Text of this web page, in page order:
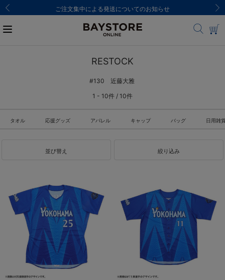
ご注文集中による発送についてのお知らせ
RESTOCK
#130 近藤大雅
1 - 10件 / 10件
タオル 応援グッズ アパレル キャップ バッグ 日用雑
並び替え 絞り込み